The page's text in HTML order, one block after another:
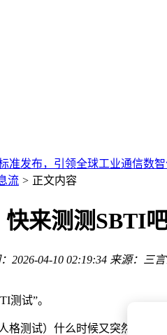
）标的指数飙涨超6%，近
体物质 或为早期地球带来生命“
准发布，引领全球工业通信数智
排放许可被指无效 永久化学品
Flash白菜价，海外平台补贴争抢
，南方基金旗下通信ETF南方
首席财务官
利润翻倍
）标的指数飙涨超6%，近
流 > 正文内容
来测测SBTI
2026-04-10 02:19:34 来源：三言
测试”。
格测试）什么时候又突然冒出来